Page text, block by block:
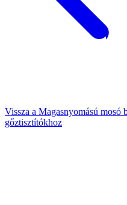
Vissza a Magasnyomású mosó
gőztisztítókhoz